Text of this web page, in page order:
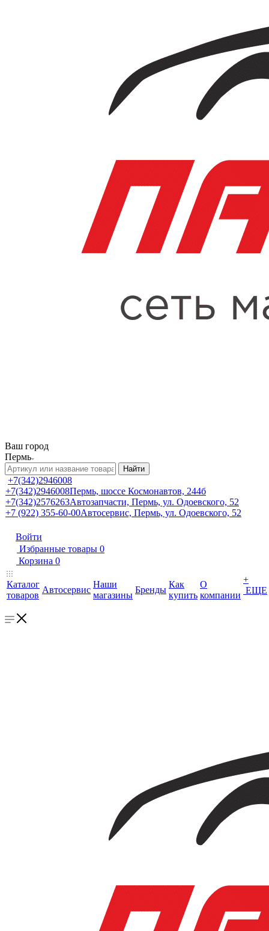
Ваш город
Пермь
Найти
+7(342)2946008
+7(342)2946008Пермь, шоссе Космонавтов, 244б
+7(342)2576263Автозапчасти, Пермь, ул. Одоевского, 52
+7 (922) 355-60-00Автосервис, Пермь, ул. Одоевского, 52
Войти
Избранные товары 0
Корзина 0
Каталог
товаров
Автосервис
Наши
магазины
Бренды
Как
купить
О
компании
+
ЕЩЕ